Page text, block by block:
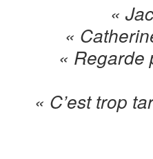
«
«
« Regarde
« C’est trop